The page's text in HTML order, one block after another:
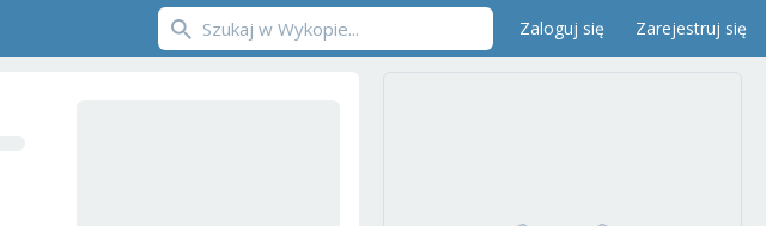
Zaloguj się Zarejestruj się